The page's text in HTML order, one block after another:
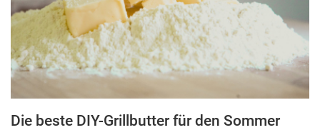
Die beste DIY-Grillbutter für den Sommer